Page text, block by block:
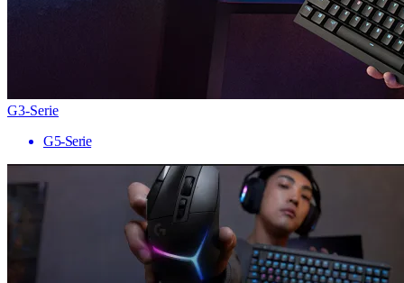
G3-Serie
G5-Serie